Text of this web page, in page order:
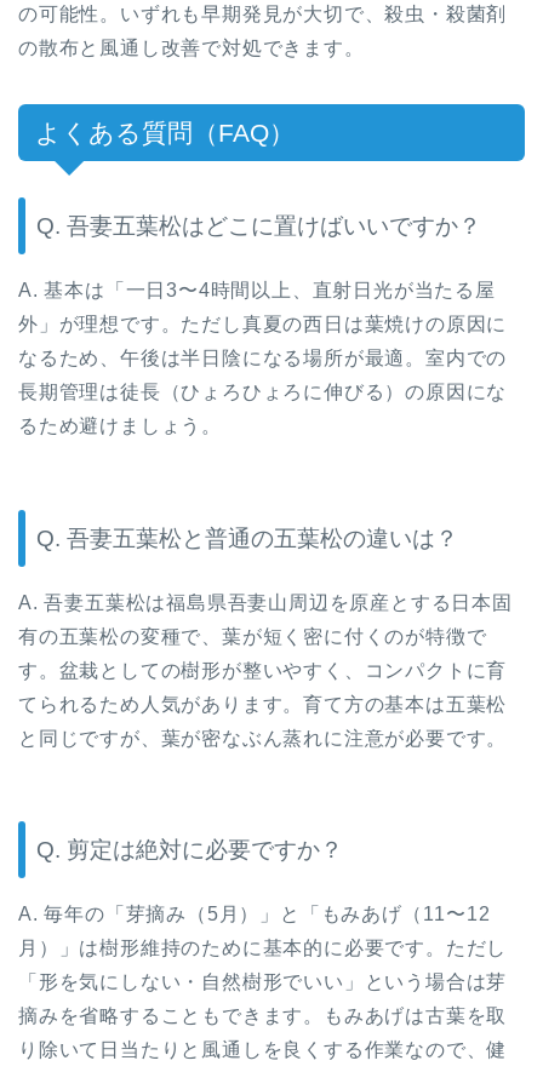
の可能性。いずれも早期発見が大切で、殺虫・殺菌剤
の散布と風通し改善で対処できます。
よくある質問（FAQ）
Q. 吾妻五葉松はどこに置けばいいですか？
A. 基本は「一日3〜4時間以上、直射日光が当たる屋
外」が理想です。ただし真夏の西日は葉焼けの原因に
なるため、午後は半日陰になる場所が最適。室内での
長期管理は徒長（ひょろひょろに伸びる）の原因にな
るため避けましょう。
Q. 吾妻五葉松と普通の五葉松の違いは？
A. 吾妻五葉松は福島県吾妻山周辺を原産とする日本固
有の五葉松の変種で、葉が短く密に付くのが特徴で
す。盆栽としての樹形が整いやすく、コンパクトに育
てられるため人気があります。育て方の基本は五葉松
と同じですが、葉が密なぶん蒸れに注意が必要です。
Q. 剪定は絶対に必要ですか？
A. 毎年の「芽摘み（5月）」と「もみあげ（11〜12
月）」は樹形維持のために基本的に必要です。ただし
「形を気にしない・自然樹形でいい」という場合は芽
摘みを省略することもできます。もみあげは古葉を取
り除いて日当たりと風通しを良くする作業なので、健